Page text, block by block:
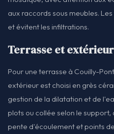
aux raccords sous meubles.
et évitent les infiltrations.
Terrasse et extérieur
Pour une terrasse à Couilly-
extérieur est choisi en grès
gestion de la dilatation et de
plots ou collée selon le
pente d'écoulement et points